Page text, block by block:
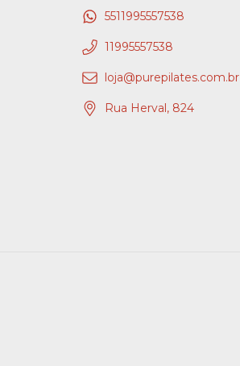
5511995557538
11995557538
loja@purepilates.com.br
Rua Herval, 824